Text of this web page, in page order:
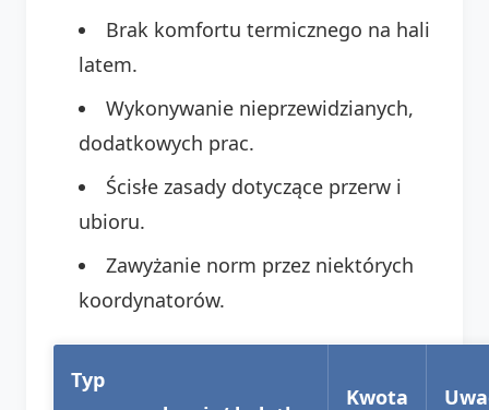
Brak komfortu termicznego na hali
latem.
Wykonywanie nieprzewidzianych,
dodatkowych prac.
Ścisłe zasady dotyczące przerw i
ubioru.
Zawyżanie norm przez niektórych
koordynatorów.
Typ
Kwota